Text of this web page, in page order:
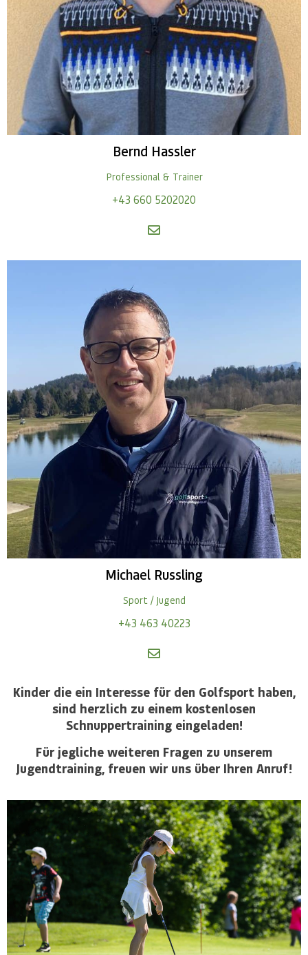
Bernd Hassler
Professional & Trainer
+43 660 5202020
Michael Russling
Sport / Jugend
+43 463 40223
Kinder die ein Interesse für den Golfsport haben,
sind herzlich zu einem kostenlosen
Schnuppertraining eingeladen!
Für jegliche weiteren Fragen zu unserem
Jugendtraining, freuen wir uns über Ihren Anruf!